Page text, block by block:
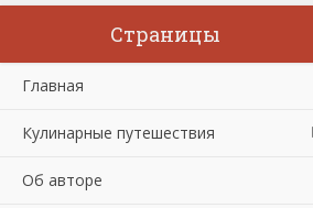
Страницы
Главная
Кулинарные путешествия
Об авторе